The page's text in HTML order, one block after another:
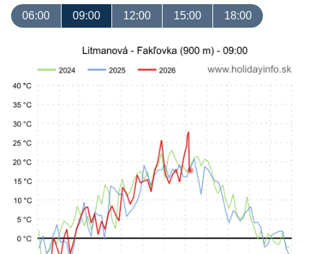
06:00 09:00 12:00 15:00 18:00